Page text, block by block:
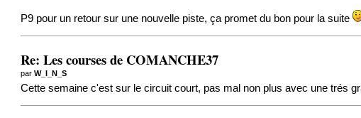
P9 pour un retour sur une nouvelle piste, ça promet du bon pour la suite
Re: Les courses de COMANCHE37
parW_I_N_S
Cette semaine c'est sur le circuit court, pas mal non plus avec une trés